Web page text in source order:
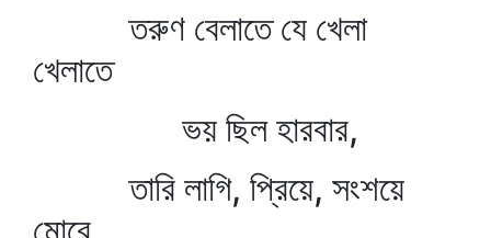
তরুণ বেলাতে যে খেলা
খেলাতে
ভয় ছিল হারবার,
তারি লাগি, প্রিয়ে, সংশয়ে